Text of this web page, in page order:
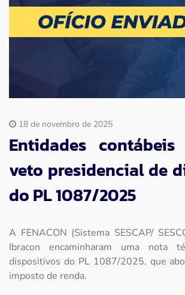
Imprensa
18 de novembro de 2025
Entidades
veto presidencial de
do PL 1087/2025
A FENACON (Sistema SESCAP/
Ibracon encaminharam uma nota
dispositivos do PL 1087/2025, que
imposto de renda.